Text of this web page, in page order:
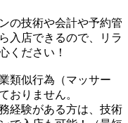
の技術や会計や予約管
入店できるので、リラ
ください！
類似行為（マッサー
おりません。
経験がある方は、技術